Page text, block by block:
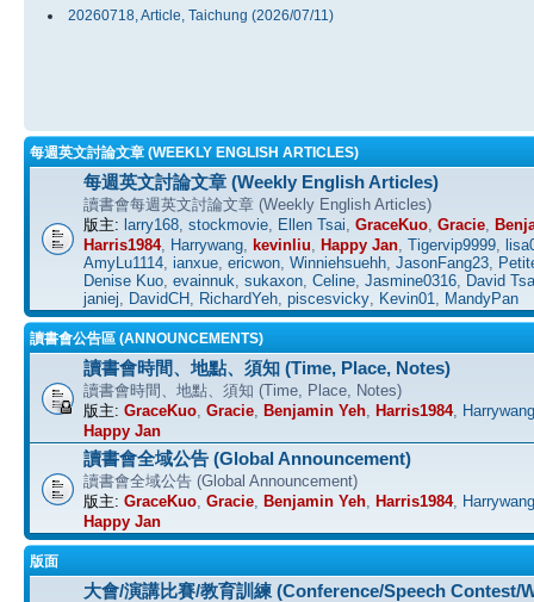
20260718, Article, Taichung (2026/07/11)
每週英文討論文章 (WEEKLY ENGLISH ARTICLES)
每週英文討論文章 (Weekly English Articles)
讀書會每週英文討論文章 (Weekly English Articles)
版主: larry168 stockmovie Ellen Tsai GraceKuo Gracie
Harris1984, Harrywang kevinliu Happy Jan Tigervip9999
AmyLu1114 ianxue ericwon Winniehsuehh JasonFang23
Denise Kuo evainnuk sukaxon Celine Jasmine0316 David
janiej
DavidCH RichardYeh piscesvicky Kevin01 MandyPan
讀書會公告區 (ANNOUNCEMENTS)
讀書會時間、地點、須知 (Time, Place, Notes)
讀書會時間、地點、須知 (Time, Place, Notes)
版主: GraceKuo Gracie Benjamin Yeh Harris1984, Harrywang
Happy Jan
讀書會全域公告 (Global Announcement)
讀書會全域公告 (Global Announcement)
版主: GraceKuo Gracie Benjamin Yeh Harris1984, Harrywang
Happy Jan
版面
大會/演講比賽/教育訓練 (Conference/Speech Contest/